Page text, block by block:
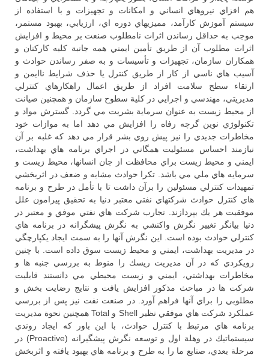
هم افزاي نيروهاي انساني و امكانات و تجهيزات و با استفاده از
سيستم آموزش كارآمد، مميزيهاي دوره اي، ارزيابي، بهبود مستمر،
موجب به حداقل رساندن اثرات نامطلوب صنعت بر محيط و افزايش
اثرات مطلوب آن از طريق تأمين ايمني همه جانبة كليه كاركنان و
همكاران سازمان، تجهيزات و تأسيسات و به صفر رساندن حوادث و
آسيب هاي ناسي از كار از طريق كنترل يا حذف شرايط ناايمن و
ارتقاء سطح سلامت افراد از طريق اعمال راهكارهاي كنترلي
مديريتي، مهندسي و اجرايي در كلية سطوح سازمان و همچنين صيانت
از محيط زيست به عنوان سرماية بشريت مي گردد. گسترش مواد و
تكنولوژي نوين گرچه رفاه را افزايش مي دهد اما به موازات خود
مخاطرات جديدي را نيز پيش روي بشر قرار مي دهد كه غلبه بر آن
نيازمند احساس مسئوليت همگاني در اجراي برنامه هاي بهداشت،
ايمني و محيط زيست براي محافظت از جان انسانها، محيط زيست و
سرمايه هاي ملي مي باشد. تكرا حوادث مشابه و ضعف در اثربخشي
تمهيدات كنترلي مسئولين را برآن داشت تا با تأمل در طرح و برنامه
هاي كنترل حوادث شركتهاي نفتي معتبر دنيا به تحقيق پيرامون علل
موفقيت هر يك بپردازند. تجارب شركت هاي نفتي موفق و معتبر در
دنيا بيانگر تغيير نگرش واكنشي به نگرش پيشگرانه در برنامه هاي
كنترلي حوادث بوده است. اين نگرش آنها را به سمت ايجاد يكپارچگي
در مديريت بهداشت، ايمني و محيط زيست سوق داده است. با چنين
رويكردي كه در آن مديريت ريسك را منوط به بررسي جنبه ها و
مخاطرات بهداشتي، ايمني و زيست محيطي مي دانستند قابليت
شركت ها در مباحث مذكور افزايش يافت و نتايج رضايت بخش و
مطلوبي را براي آنها فراهم آورد. در صنعت نفت نيز پس از بررسي
عملكرد شركت هاي موفقي نظير Shell و Total همچنين نحوة مديريت
برنامه هاي مرتبط با كنترل حوادث، با اين باور كه ايجاد روندي
سيستماتيك در وهلة اول و توسعه نگرش پيشگيرانه (Proactive) در
مرحلة بعدي، صنايع ما را به طرح و برنامه هاي بهبود يافته و اثربخش